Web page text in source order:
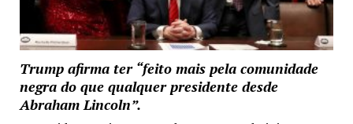
Trump afirma ter “feito mais pela comunidade
negra do que qualquer presidente desde
Abraham Lincoln”.